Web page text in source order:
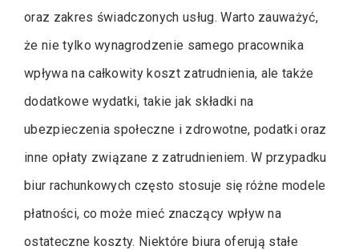
oraz zakres świadczonych usług. Warto zauważyć,
że nie tylko wynagrodzenie samego pracownika
wpływa na całkowity koszt zatrudnienia, ale także
dodatkowe wydatki, takie jak składki na
ubezpieczenia społeczne i zdrowotne, podatki oraz
inne opłaty związane z zatrudnieniem. W przypadku
biur rachunkowych często stosuje się różne modele
płatności, co może mieć znaczący wpływ na
ostateczne koszty. Niektóre biura oferują stałe